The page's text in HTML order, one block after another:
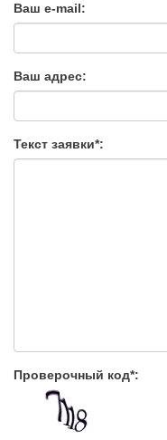
Ваш e-mail:
Ваш адрес:
Текст заявки*:
Проверочный код*: